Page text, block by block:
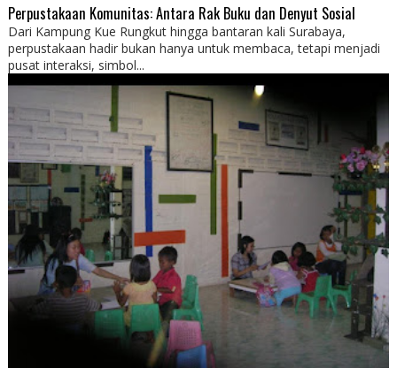
Perpustakaan Komunitas: Antara Rak Buku dan Denyut Sosial
Dari Kampung Kue Rungkut hingga bantaran kali Surabaya,
perpustakaan hadir bukan hanya untuk membaca, tetapi menjadi
pusat interaksi, simbol...